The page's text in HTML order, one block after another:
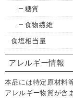
糖質
食物繊維
食塩相当量
アレルギー情報
本品には特定原材料
アレルギー物質が含